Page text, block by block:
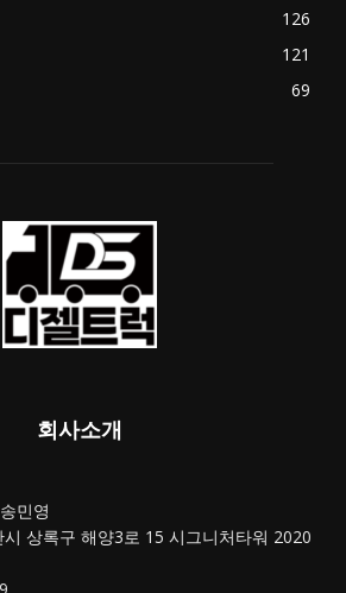
126
121
69
회사소개
민영
상록구 해양3로 15 시그니처타워 2020